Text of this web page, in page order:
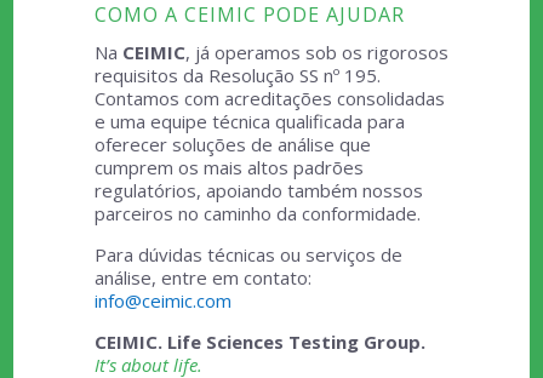
COMO A CEIMIC PODE AJUDAR
Na CEIMIC, já operamos sob os rigorosos
requisitos da Resolução SS nº 195.
Contamos com acreditações consolidadas
e uma equipe técnica qualificada para
oferecer soluções de análise que
cumprem os mais altos padrões
regulatórios, apoiando também nossos
parceiros no caminho da conformidade.
Para dúvidas técnicas ou serviços de
análise, entre em contato:
info@ceimic.com
CEIMIC. Life Sciences Testing Group.
It’s about life.